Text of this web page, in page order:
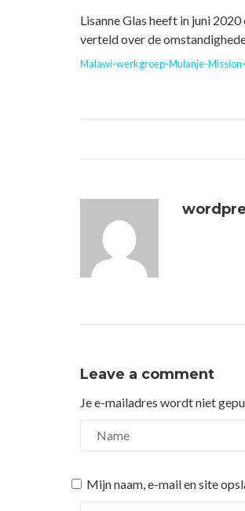
Lisanne Glas heeft in juni
verteld over de
Malawi-werkgroep-Mulanje-
Leave a comment
Je e-mailadres wordt niet
Mijn naam, e-mail en site